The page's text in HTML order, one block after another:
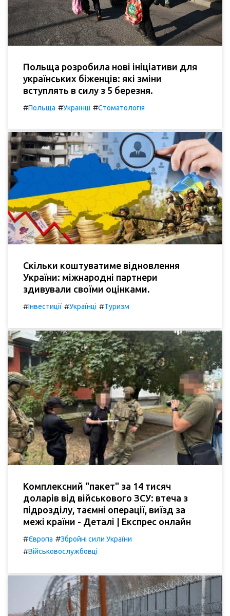
Польща розробила нові ініціативи для
українських біженців: які зміни
вступлять в силу з 5 березня.
#Польща #Українці #Стоматологія
Скільки коштуватиме відновлення
України: міжнародні партнери
здивували своїми оцінками.
#Інвестиції #Українці #Туризм
Комплексний "пакет" за 14 тисяч
доларів від військового ЗСУ: втеча з
підрозділу, таємні операції, виїзд за
межі країни - Деталі | Експрес онлайн
#Європа #Збройні сили України
#Військовослужбовці